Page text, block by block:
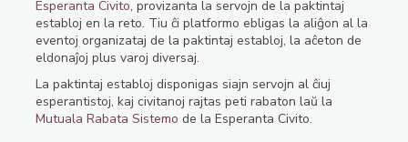
Esperanta Civito, provizanta la servojn de la paktintaj
establoj en la reto. Tiu ĉi platformo ebligas la aliĝon al la
eventoj organizataj de la paktintaj establoj, la aĉeton de
eldonaĵoj plus varoj diversaj.
La paktintaj establoj disponigas siajn servojn al ĉiuj
esperantistoj, kaj civitanoj rajtas peti rabaton laŭ la
Mutuala Rabata Sistemo de la Esperanta Civito.